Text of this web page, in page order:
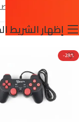
إظهار الشريط
-28%